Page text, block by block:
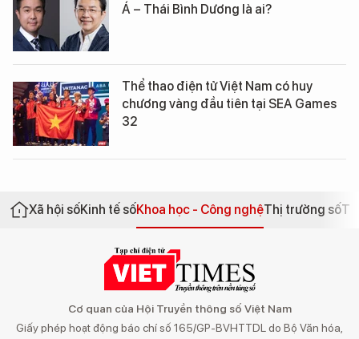
Á – Thái Bình Dương là ai?
Thể thao điện tử Việt Nam có huy
chương vàng đầu tiên tại SEA Games
32
Xã hội sốKinh tế sốKhoa học - Công nghệThị trường số
Cơ quan của Hội Truyền thông số Việt Nam
Giấy phép hoạt động báo chí số 165/GP-BVHTTDL do Bộ Văn hóa,